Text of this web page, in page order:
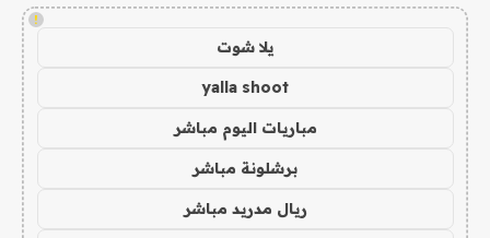
!
يلا شوت
yalla shoot
مباريات اليوم مباشر
برشلونة مباشر
ريال مدريد مباشر